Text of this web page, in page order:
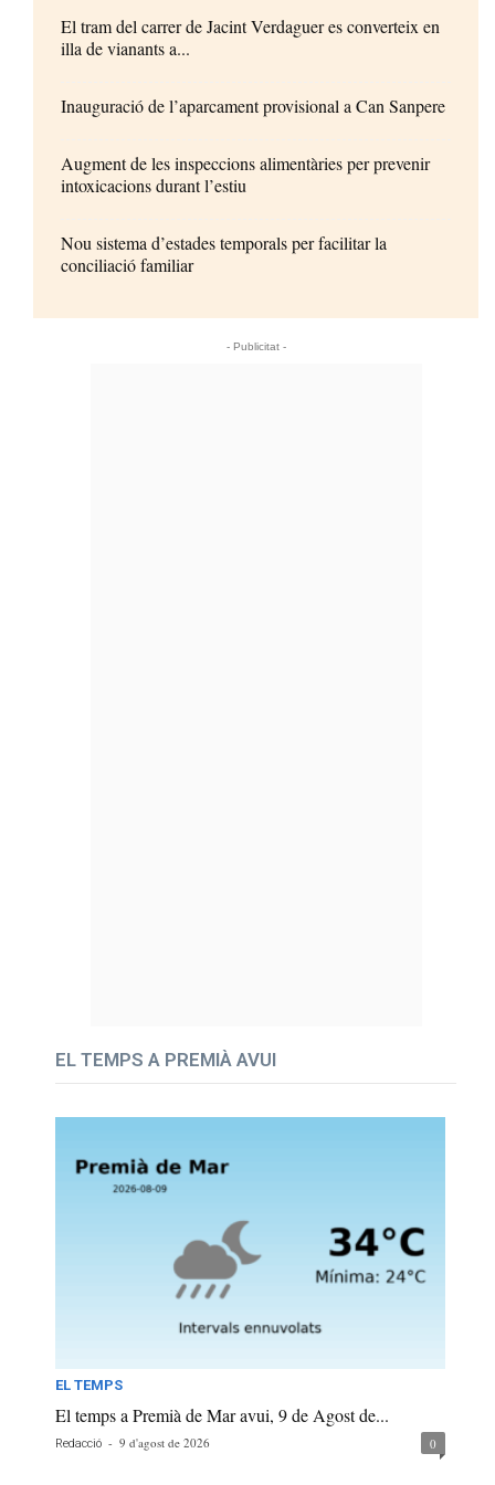
El tram del carrer de Jacint Verdaguer es converteix en
illa de vianants a...
Inauguració de l’aparcament provisional a Can Sanpere
Augment de les inspeccions alimentàries per prevenir
intoxicacions durant l’estiu
Nou sistema d’estades temporals per facilitar la
conciliació familiar
- Publicitat -
EL TEMPS A PREMIÀ AVUI
EL TEMPS
El temps a Premià de Mar avui, 9 de Agost de...
Redacció - 9 d'agost de 2026 0